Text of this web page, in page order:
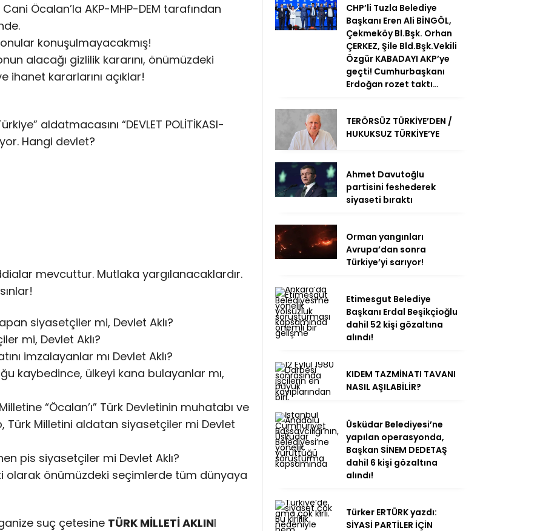
Cani Öcalan’la AKP-MHP-DEM tarafından
konuşulmayacakmış!
alacağı gizlilik kararını, önümüzdeki
ihanet kararlarını açıklar!
aldatmacasını “DEVLET POLİTİKASI-
Hangi devlet?
mevcuttur. Mutlaka yargılanacaklardır.
siyasetçiler mi, Devlet Aklı?
mi, Devlet Aklı?
imzalayanlar mı Devlet Aklı?
kaybedince, ülkeyi kana bulayanlar mı,
“Öcalan’ı” Türk Devletinin muhatabı ve
Türk Milletini aldatan siyasetçiler mi Devlet
pis siyasetçiler mi Devlet Aklı?
olarak önümüzdeki seçimlerde tüm dünyaya
suç çetesine TÜRK MİLLETİ AKLINI
CHP’li Tuzla Belediye
Başkanı Eren Ali BİNGÖL,
Çekmeköy Bl.Bşk. Orhan
ÇERKEZ, Şile Bld.Bşk.Vekili
Özgür KABADAYI AKP’ye
geçti! Cumhurbaşkanı
Erdoğan rozet taktı…
TERÖRSÜZ TÜRKİYE’DEN /
HUKUKSUZ TÜRKİYE’YE
Ahmet Davutoğlu
partisini feshederek
siyaseti bıraktı
Orman yangınları
Avrupa’dan sonra
Türkiye’yi sarıyor!
Etimesgut Belediye
Başkanı Erdal Beşikçioğlu
dahil 52 kişi gözaltına
alındı!
KIDEM TAZMİNATI TAVANI
NASIL AŞILABİLİR?
Üsküdar Belediyesi’ne
yapılan operasyonda,
Başkan SİNEM DEDETAŞ
dahil 6 kişi gözaltına
alındı!
Türker ERTÜRK yazdı:
SİYASİ PARTİLER İÇİN